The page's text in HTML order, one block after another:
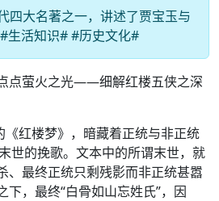
四大名著之一，讲述了贾宝玉与
生活知识# #历史文化#
点萤火之光——细解红楼五侠之深
《红楼梦》，暗藏着正统与非正统
世的挽歌。文本中的所谓末世，就
、最终正统只剩残影而非正统甚嚣
下，最终“白骨如山忘姓氏”，因